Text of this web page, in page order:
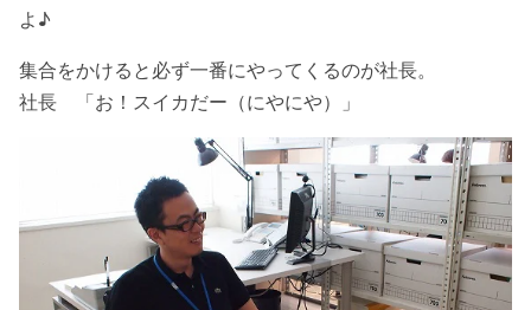
よ♪
集合をかけると必ず一番にやってくるのが社長。
社長 「お！スイカだー（にやにや）」